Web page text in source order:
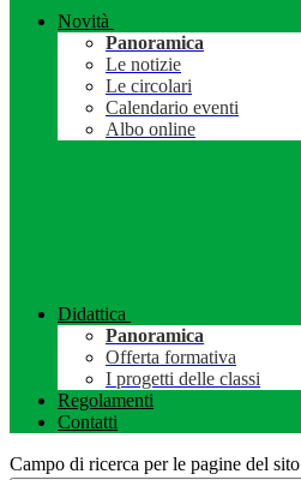
Novità
Panoramica
Le notizie
Le circolari
Calendario eventi
Albo online
Didattica
Panoramica
Offerta formativa
I progetti delle classi
Regolamenti
Contatti
Campo di ricerca per le pagine del sito